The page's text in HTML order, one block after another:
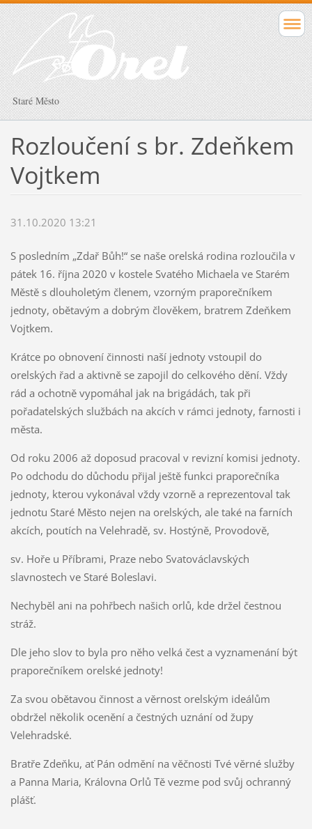
Staré Město
Rozloučení s br. Zdeňkem
Vojtkem
31.10.2020 13:21
S posledním „Zdař Bůh!“ se naše orelská rodina rozloučila v
pátek 16. října 2020 v kostele Svatého Michaela ve Starém
Městě s dlouholetým členem, vzorným praporečníkem
jednoty, obětavým a dobrým člověkem, bratrem Zdeňkem
Vojtkem.
Krátce po obnovení činnosti naší jednoty vstoupil do
orelských řad a aktivně se zapojil do celkového dění. Vždy
rád a ochotně vypomáhal jak na brigádách, tak při
pořadatelských službách na akcích v rámci jednoty, farnosti i
města.
Od roku 2006 až doposud pracoval v revizní komisi jednoty.
Po odchodu do důchodu přijal ještě funkci praporečníka
jednoty, kterou vykonával vždy vzorně a reprezentoval tak
jednotu Staré Město nejen na orelských, ale také na farních
akcích, poutích na Velehradě, sv. Hostýně, Provodově,
sv. Hoře u Příbrami, Praze nebo Svatováclavských
slavnostech ve Staré Boleslavi.
Nechyběl ani na pohřbech našich orlů, kde držel čestnou
stráž.
Dle jeho slov to byla pro něho velká čest a vyznamenání být
praporečníkem orelské jednoty!
Za svou obětavou činnost a věrnost orelským ideálům
obdržel několik ocenění a čestných uznání od župy
Velehradské.
Bratře Zdeňku, ať Pán odmění na věčnosti Tvé věrné služby
a Panna Maria, Královna Orlů Tě vezme pod svůj ochranný
plášť.